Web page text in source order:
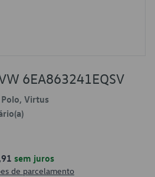
6EA863241EQSV
Virtus
sem juros
de parcelamento